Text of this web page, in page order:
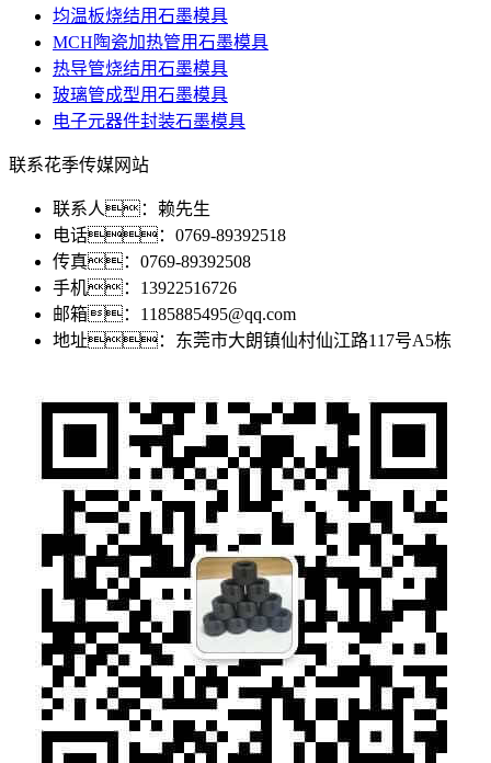
均温板烧结用石墨模具
MCH陶瓷加热管用石墨模具
热导管烧结用石墨模具
玻璃管成型用石墨模具
电子元器件封装石墨模具
联系花季传媒网站
联系人：赖先生
电话：0769-89392518
传真：0769-89392508
手机：13922516726
邮箱：1185885495@qq.com
地址：东莞市大朗镇仙村仙江路117号A5栋